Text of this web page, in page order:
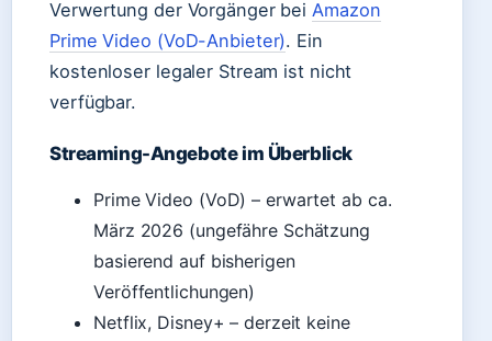
Verwertung der Vorgänger beiAmazon
Prime Video (VoD-Anbieter). Ein
kostenloser legaler Stream ist nicht
verfügbar.
Streaming-Angebote im Überblick
Prime Video (VoD) – erwartet ab ca.
März 2026 (ungefähre Schätzung
basierend auf bisherigen
Veröffentlichungen)
Netflix, Disney+ – derzeit keine